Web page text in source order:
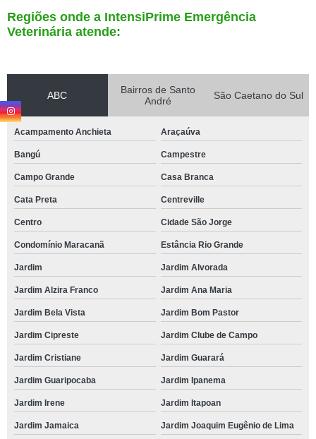
Regiões onde a IntensiPrime Emergência
Veterinária atende:
ABC
Bairros de Santo
André
São Caetano do Sul
Acampamento Anchieta Araçaúva
Bangú Campestre
Campo Grande Casa Branca
Cata Preta Centreville
Centro Cidade São Jorge
Condomínio Maracanã Estância Rio Grande
Jardim Jardim Alvorada
Jardim Alzira Franco Jardim Ana Maria
Jardim Bela Vista Jardim Bom Pastor
Jardim Cipreste Jardim Clube de Campo
Jardim Cristiane Jardim Guarará
Jardim Guaripocaba Jardim Ipanema
Jardim Irene Jardim Itapoan
Jardim Jamaica Jardim Joaquim Eugênio de Lima